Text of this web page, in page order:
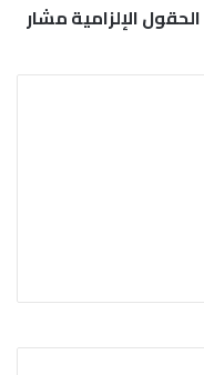
الحقول الإلزامية مشار